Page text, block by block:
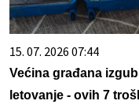
15. 07. 2026 07:44
Većina građana
letovanje - ovih 7